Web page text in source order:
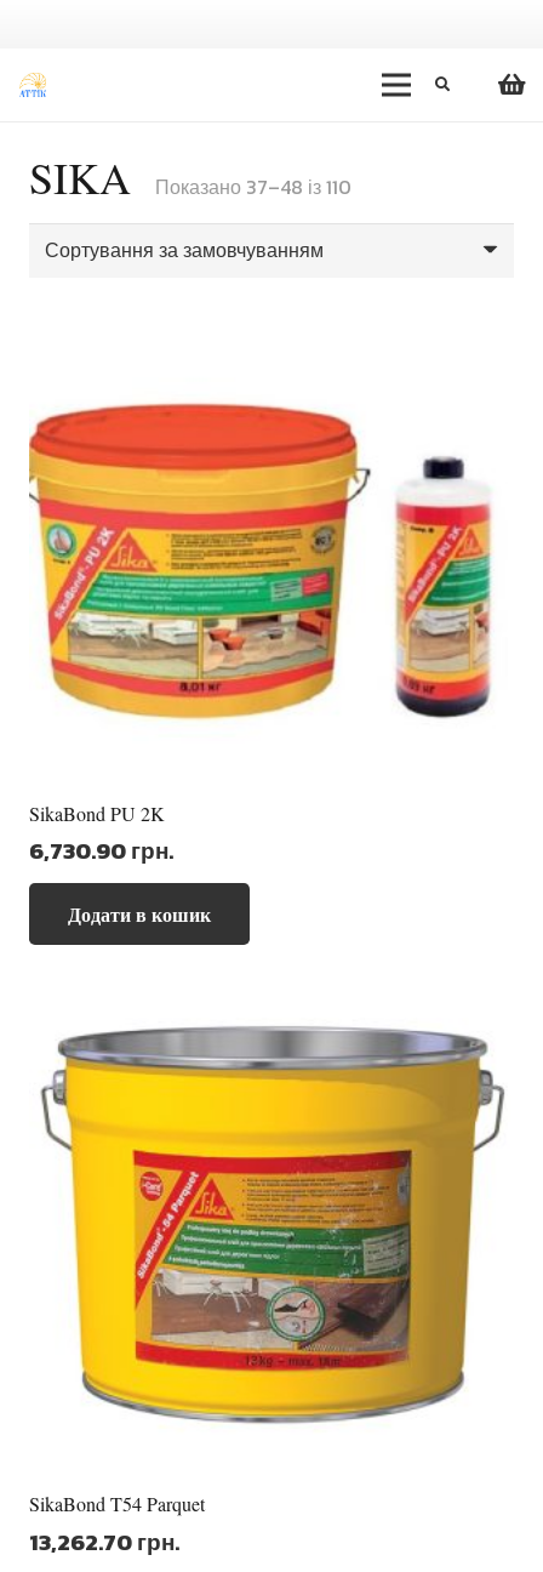
SIKA Показано 37–48 із 110
SikaBond PU 2K
6,730.90грн.
Додати в кошик
SikaBond T54 Parquet
13,262.70грн.